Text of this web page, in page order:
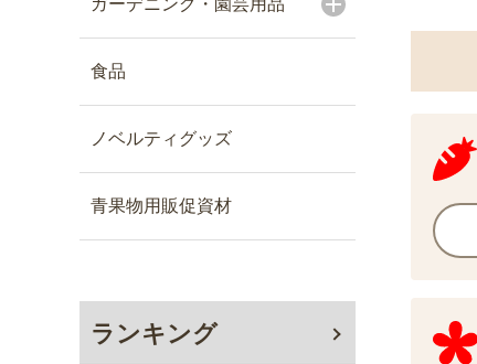
ガーデニング・園芸用品
食品
ノベルティグッズ
青果物用販促資材
ランキング